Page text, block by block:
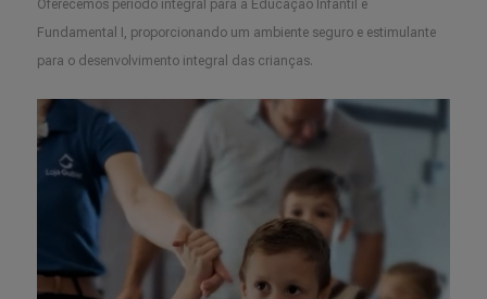
Oferecemos período integral para a Educação Infantil e
Fundamental I, proporcionando um ambiente seguro e estimulante
para o desenvolvimento integral das crianças.